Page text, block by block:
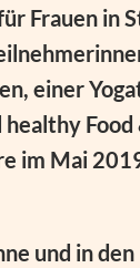
Frauen in
einer
healthy
im Mai
und in den